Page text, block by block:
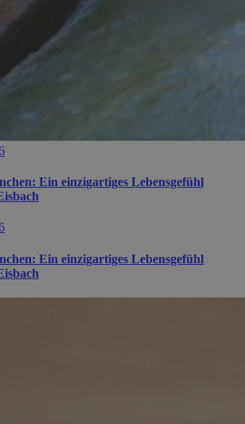
Ein einzigartiges Lebensgefühl
Ein einzigartiges Lebensgefühl